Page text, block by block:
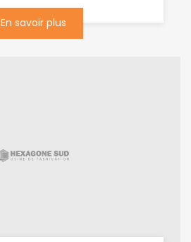
En savoir plus